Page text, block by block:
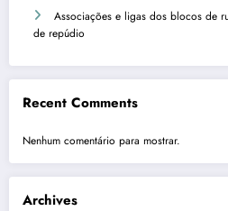
Associações e ligas dos blocos de
de repúdio
Recent Comments
Nenhum comentário para mostrar.
Archives